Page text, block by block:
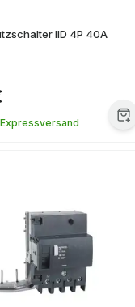
IID 4P 40A